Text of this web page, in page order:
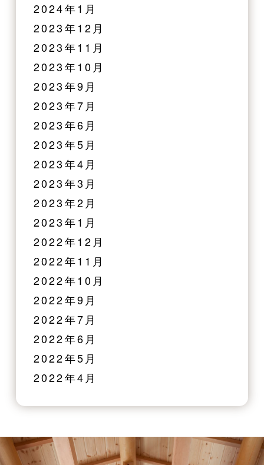
2024年1月
2023年12月
2023年11月
2023年10月
2023年9月
2023年7月
2023年6月
2023年5月
2023年4月
2023年3月
2023年2月
2023年1月
2022年12月
2022年11月
2022年10月
2022年9月
2022年7月
2022年6月
2022年5月
2022年4月